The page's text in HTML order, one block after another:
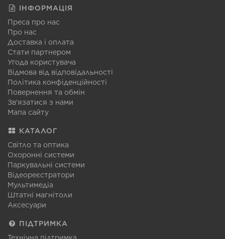
ІНФОРМАЦІЯ
Преса про нас
Про нас
Доставка і оплата
Стати партнером
Угода користувача
Відмова від відповідальності
Політика конфіденційності
Повернення та обмін
Зв'язатися з нами
Мапа сайту
КАТАЛОГ
Світло та оптика
Охоронні системи
Паркувальні системи
Відеореєстратори
Мультимедіа
Штатні магнітоли
Аксесуари
ПІДТРИМКА